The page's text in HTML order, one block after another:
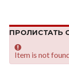
ПРОЛИСТАТЬ
Item is not